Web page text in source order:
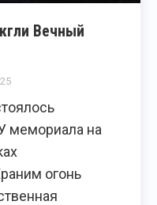
Вечный
мемориала на
огонь